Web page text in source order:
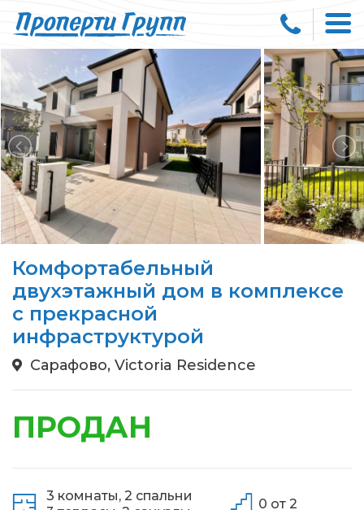
Комфортабельный
двухэтажный дом в комплексе
с прекрасной
инфраструктурой
Сарафово, Victoria Residence
ПРОДАН
3 комнаты, 2 спальни
0 от 2